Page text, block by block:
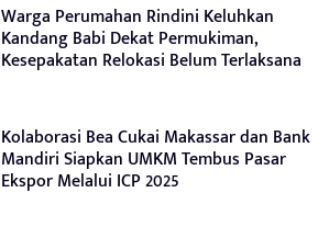
Warga Perumahan Rindini Keluhkan
Kandang Babi Dekat Permukiman,
Kesepakatan Relokasi Belum Terlaksana
Kolaborasi Bea Cukai Makassar dan Bank
Mandiri Siapkan UMKM Tembus Pasar
Ekspor Melalui ICP 2025